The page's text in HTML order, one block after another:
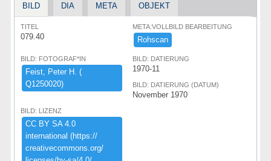
BILD DIA META OBJEKT
TITEL
079.40
META:VOLLBILD BEARBEITUNG
Rohscan
BILD: FOTOGRAF*IN
Feist,​ ​Peter ​H.​ ​(​
Q1250020)​
BILD: DATIERUNG
1970-11
BILD: DATIERUNG (DATUM)
November 1970
BILD: LIZENZ
CC ​BY ​SA ​4.​0 ​
international ​(​https:​/​/​
creativecommons.​org/​